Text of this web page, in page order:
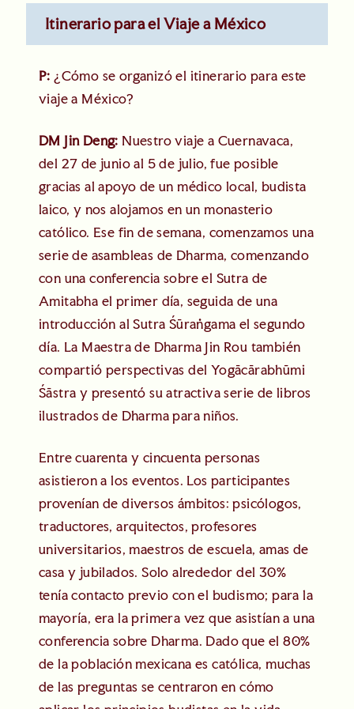
Itinerario para el Viaje a México
P: ¿Cómo se organizó el itinerario para este
viaje a México?
DM Jin Deng: Nuestro viaje a Cuernavaca,
del 27 de junio al 5 de julio, fue posible
gracias al apoyo de un médico local, budista
laico, y nos alojamos en un monasterio
católico. Ese fin de semana, comenzamos una
serie de asambleas de Dharma, comenzando
con una conferencia sobre el Sutra de
Amitabha el primer día, seguida de una
introducción al Sutra Śūraṅgama el segundo
día. La Maestra de Dharma Jin Rou también
compartió perspectivas del Yogācārabhūmi
Śāstra y presentó su atractiva serie de libros
ilustrados de Dharma para niños.
Entre cuarenta y cincuenta personas
asistieron a los eventos. Los participantes
provenían de diversos ámbitos: psicólogos,
traductores, arquitectos, profesores
universitarios, maestros de escuela, amas de
casa y jubilados. Solo alrededor del 30%
tenía contacto previo con el budismo; para la
mayoría, era la primera vez que asistían a una
conferencia sobre Dharma. Dado que el 80%
de la población mexicana es católica, muchas
de las preguntas se centraron en cómo